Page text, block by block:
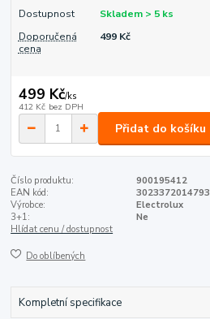
Dostupnost
Skladem > 5 ks
Doporučená
cena
499 Kč
499 Kč/ks
412 Kč bez DPH
Přidat do košíku
Číslo produktu:
900195412
EAN kód:
3023372014793
Výrobce:
Electrolux
3+1:
Ne
Hlídat cenu / dostupnost
Do oblíbených
Kompletní specifikace